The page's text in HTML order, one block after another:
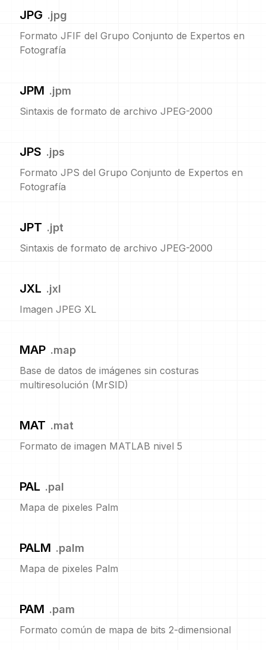
JPG .jpg
Formato JFIF del Grupo Conjunto de Expertos en
Fotografía
JPM .jpm
Sintaxis de formato de archivo JPEG-2000
JPS .jps
Formato JPS del Grupo Conjunto de Expertos en
Fotografía
JPT .jpt
Sintaxis de formato de archivo JPEG-2000
JXL .jxl
Imagen JPEG XL
MAP .map
Base de datos de imágenes sin costuras
multiresolución (MrSID)
MAT .mat
Formato de imagen MATLAB nivel 5
PAL .pal
Mapa de pixeles Palm
PALM .palm
Mapa de pixeles Palm
PAM .pam
Formato común de mapa de bits 2-dimensional